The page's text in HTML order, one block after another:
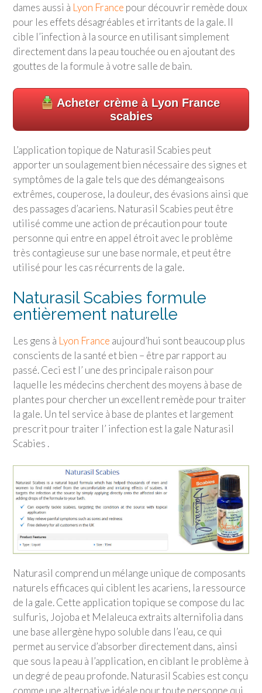
dames aussi à Lyon France pour découvrir remède doux
pour les effets désagréables et irritants de la gale. Il
cible l’infection à la source en utilisant simplement
directement dans la peau touchée ou en ajoutant des
gouttes de la formule à votre salle de bain.
Acheter crème à Lyon France
scabies
L’application topique de Naturasil Scabies peut
apporter un soulagement bien nécessaire des signes et
symptômes de la gale tels que des démangeaisons
extrêmes, couperose, la douleur, des évasions ainsi que
des passages d’acariens. Naturasil Scabies peut être
utilisé comme une action de précaution pour toute
personne qui entre en appel étroit avec le problème
très contagieuse sur une base normale, et peut être
utilisé pour les cas récurrents de la gale.
Naturasil Scabies formule
entièrement naturelle
Les gens à Lyon France aujourd’hui sont beaucoup plus
conscients de la santé et bien – être par rapport au
passé. Ceci est l’ une des principale raison pour
laquelle les médecins cherchent des moyens à base de
plantes pour chercher un excellent remède pour traiter
la gale. Un tel service à base de plantes et largement
prescrit pour traiter l’ infection est la gale Naturasil
Scabies .
Naturasil comprend un mélange unique de composants
naturels efficaces qui ciblent les acariens, la ressource
de la gale. Cette application topique se compose du lac
sulfuris, Jojoba et Melaleuca extraits alternifolia dans
une base allergène hypo soluble dans l’eau, ce qui
permet au service d’absorber directement dans, ainsi
que sous la peau à l’application, en ciblant le problème à
un degré de peau profonde. Naturasil Scabies est conçu
comme une alternative idéale pour toute personne qui